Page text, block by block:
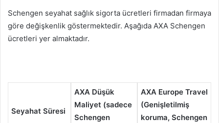
Schengen seyahat sağlık sigorta ücretleri firmadan firmaya
göre değişkenlik göstermektedir. Aşağıda AXA Schengen
ücretleri yer almaktadır.
Seyahat Süresi
AXA Düşük
Maliyet (sadece
Schengen
AXA Europe Travel
(Genişletilmiş
koruma, Schengen